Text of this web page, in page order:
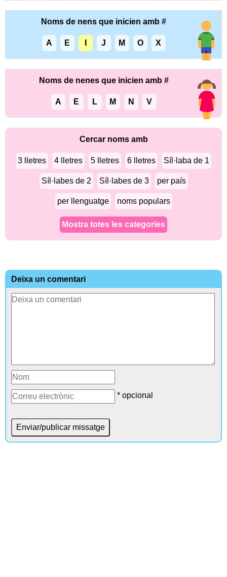
Noms de nens que inicien amb #
A E J M O X
Noms de nenes que inicien amb #
A E L M N V
Cercar noms amb
3 lletres 4 lletres 5 lletres 6 lletres Síl·laba de 1
Síl·labes de 2 Síl·labes de 3 per país
per llenguatge noms populars
Mostra totes les categories
Deixa un comentari
* opcional